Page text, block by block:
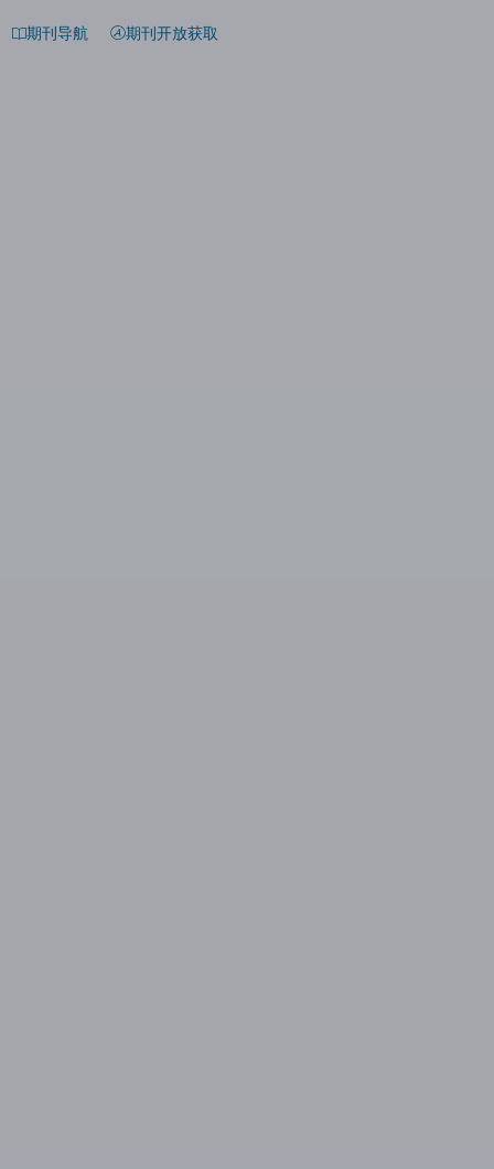
期刊导航 期刊开放获取